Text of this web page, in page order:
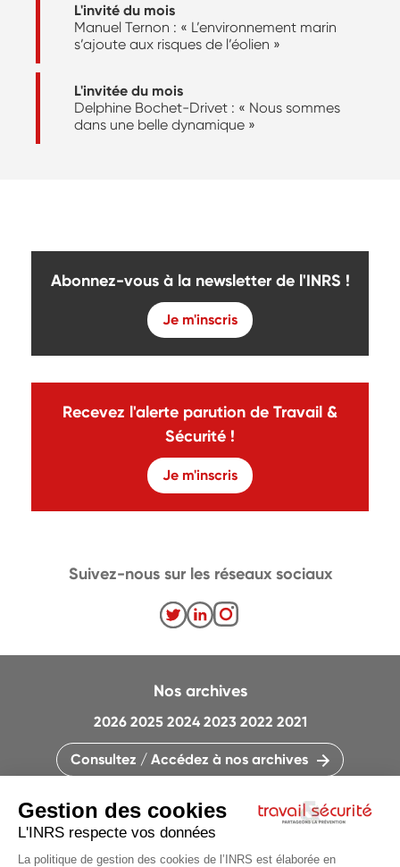
L'invité du mois
Manuel Ternon : « L’environnement marin
s’ajoute aux risques de l’éolien »
L'invitée du mois
Delphine Bochet-Drivet : « Nous sommes
dans une belle dynamique »
Abonnez-vous à la newsletter de l'INRS !
Je m'inscris
Recevez l'alerte parution de Travail &
Sécurité !
Je m'inscris
CONTACTEZ LA RÉDACTION
Nos archives
2026 2025 2024 2023 2022 2021
Consultez / Accédez à nos archives
Suivez-nous sur les réseaux sociaux